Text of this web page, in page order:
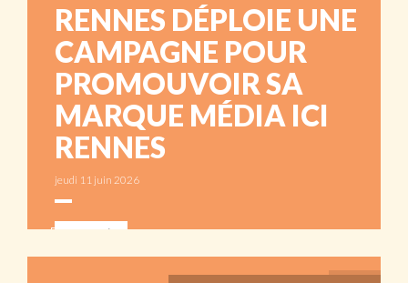
RENNES DÉPLOIE UNE
CAMPAGNE POUR
PROMOUVOIR SA
MARQUE MÉDIA ICI
RENNES
jeudi 11 juin 2026
ABONNÉS